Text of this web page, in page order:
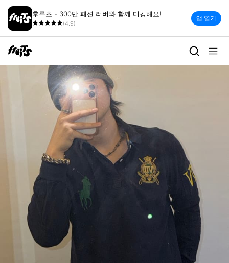
후루츠 - 300만 패션 러버와 함께 디깅해요!
(4.9)
앱 열기